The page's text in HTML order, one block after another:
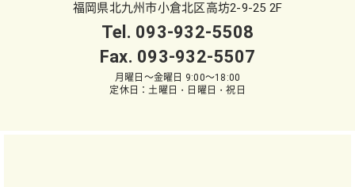
福岡県北九州市小倉北区高坊2-9-25 2F
Tel. 093-932-5508
Fax. 093-932-5507
月曜日～金曜日 9:00～18:00
定休日：土曜日・日曜日・祝日